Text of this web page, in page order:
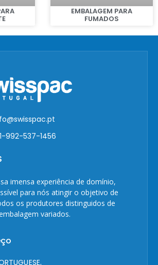
EMBALAGEM PARA
FUMADOS
992-537-1456
imensa experiência de domínio,
para nós atingir o objetivo de
os produtores distinguidos de
variados.